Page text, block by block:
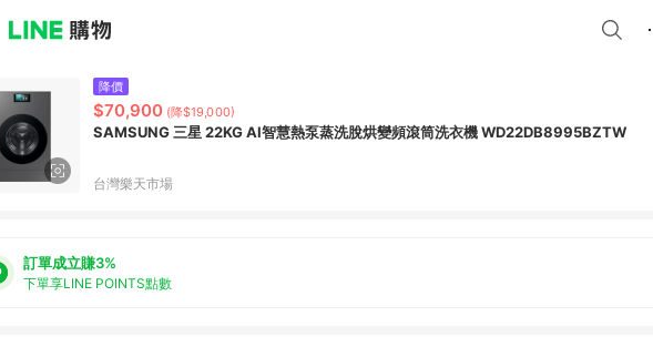
降價
$70,900 (降$19,000)
SAMSUNG 三星 22KG AI智慧熱泵蒸洗脫烘變頻滾筒洗衣機 WD22DB8995BZTW
台灣樂天市場
訂單成立賺3%
下單享LINE POINTS點數